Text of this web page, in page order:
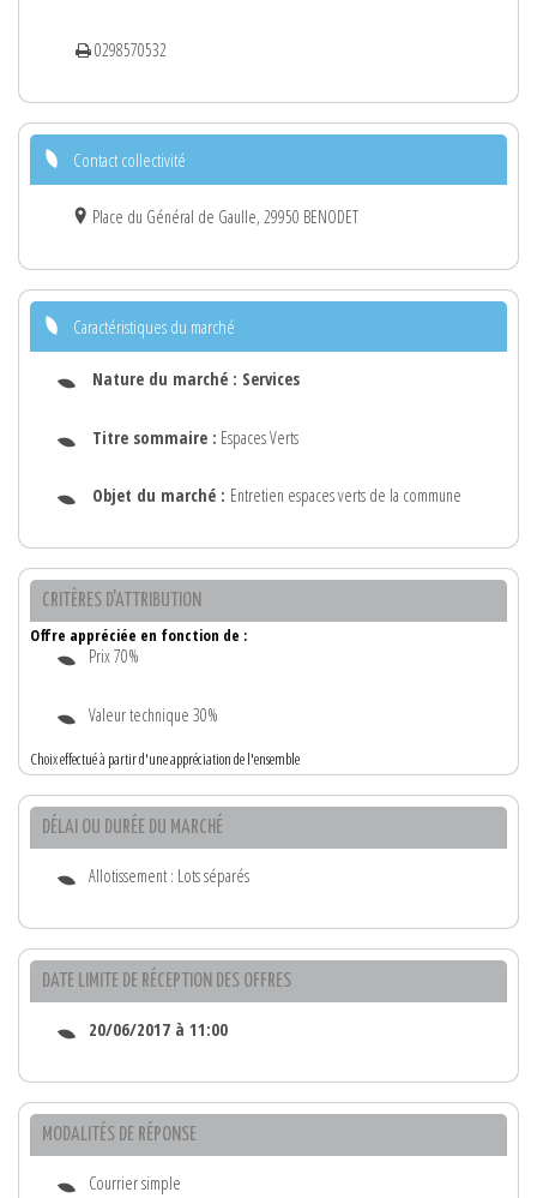
0298570532
Contact collectivité
Place du Général de Gaulle, 29950 BENODET
Caractéristiques du marché
Nature du marché : Services
Titre sommaire : Espaces Verts
Objet du marché : Entretien espaces verts de la commune
CRITÈRES D'ATTRIBUTION
Offre appréciée en fonction de :
Prix 70%
Valeur technique 30%
Choix effectué à partir d'une appréciation de l'ensemble
DÉLAI OU DURÉE DU MARCHÉ
Allotissement : Lots séparés
DATE LIMITE DE RÉCEPTION DES OFFRES
20/06/2017 à 11:00
MODALITÉS DE RÉPONSE
Courrier simple